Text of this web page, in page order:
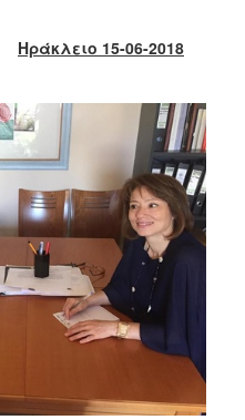
Ηράκλειο 15-06-2018